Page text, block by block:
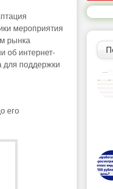
мероприятия
рынка
об интернет-
для поддержки
его